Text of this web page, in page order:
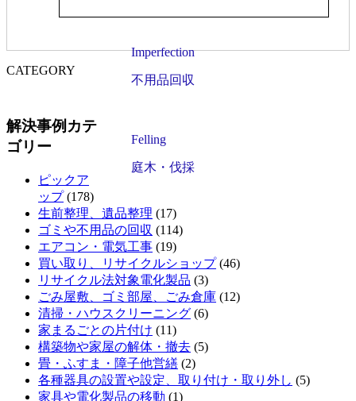
Imperfection
不用品回収
Felling
庭木・伐採
CATEGORY
解決事例カテ
ゴリー
ピックア
ップ(178)
生前整理、遺品整理 (17)
ゴミや不用品の回収 (114)
エアコン・電気工事 (19)
買い取り、リサイクルショップ(46)
リサイクル法対象電化製品 (3)
ごみ屋敷、ゴミ部屋、ごみ倉庫 (12)
清掃・ハウスクリーニング (6)
家まるごとの片付け (11)
構築物や家屋の解体・撤去 (5)
畳・ふすま・障子他営繕 (2)
各種器具の設置や設定、取り付け・取り外し (5)
家具や電化製品の移動 (1)